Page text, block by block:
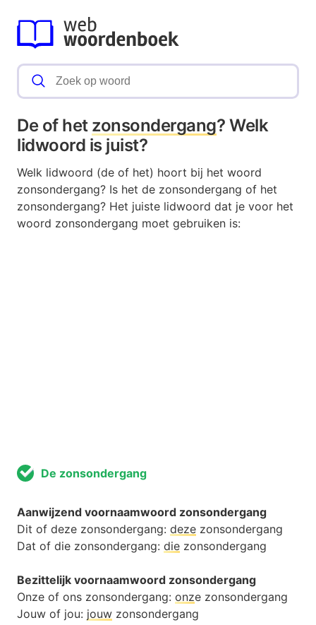
De of het zonsondergang? Welk
lidwoord is juist?
Welk lidwoord (de of het) hoort bij het woord
zonsondergang? Is het de zonsondergang of het
zonsondergang? Het juiste lidwoord dat je voor het
woord zonsondergang moet gebruiken is:
De zonsondergang
Aanwijzend voornaamwoord zonsondergang
Dit of deze zonsondergang: deze zonsondergang
Dat of die zonsondergang: die zonsondergang
Bezittelijk voornaamwoord zonsondergang
Onze of ons zonsondergang: onze zonsondergang
Jouw of jou: jouw zonsondergang